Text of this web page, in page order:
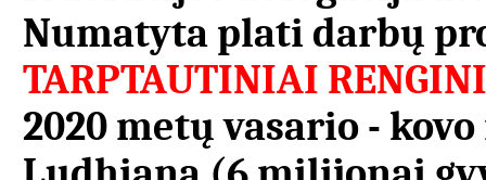
Numatyta plati darbų
TARPTAUTINIAI
2020 metų vasario -